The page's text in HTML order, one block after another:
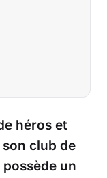
héros et
club de
un